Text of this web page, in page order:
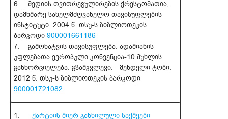
6. მედიის თვითრეგულირების ქრესტომათია,
დამხმარე სახელმძღვანელო თავისუფლების
ინსტიტუტი. 2004 წ. თსუ-ს ბიბლიოთეკის
ბარკოდი 900001661186
7. გამოხატვის თავისუფლება: ადამიანის
უფლებათა ევროპული კონვენცია-10 მუხლის
განხორციელება. გზამკვლევი. - მენდელი ტობი.
2012 წ. თსუ-ს ბიბლიოთეკის ბარკოდი
900001721082
1. ქარტიის მიერ განხილული საქმეები